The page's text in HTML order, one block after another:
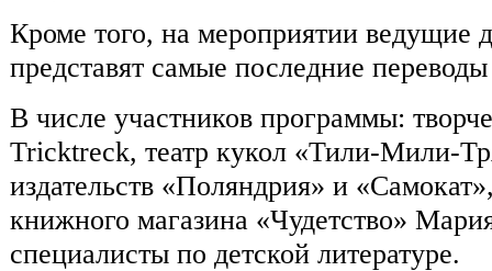
Кроме того, на мероприятии ведущие
представят самые последние
В числе участников программы:
Tricktreck, театр кукол «Тили-Мили-
издательств «Поляндрия» и
книжного магазина «Чудетство»
специалисты по детской литературе.